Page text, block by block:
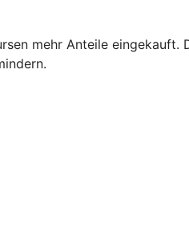
mehr Anteile eingekauft.